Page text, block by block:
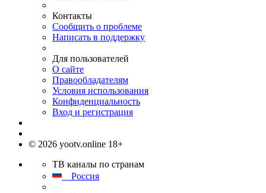
Контакты
Сообщить о проблеме
Написать в поддержку
Для пользователей
О сайте
Правообладателям
Условия использования
Конфиденциальность
Вход и регистрация
© 2026 yootv.online 18+
ТВ каналы по странам
Россия